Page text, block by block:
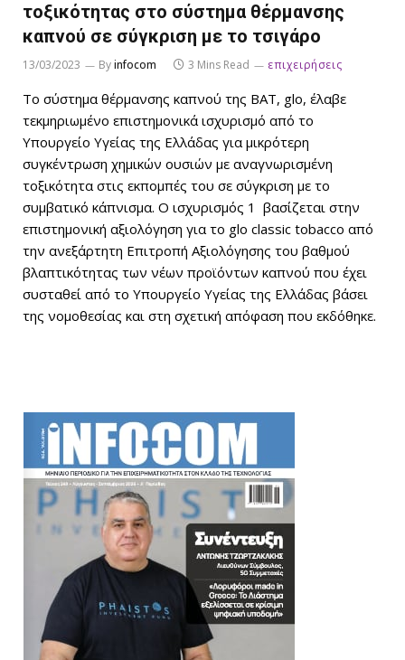
τοξικότητας στο σύστημα θέρμανσης
καπνού σε σύγκριση με το τσιγάρο
13/03/2023 Byinfocom 3 Mins Read επιχειρήσεις
Το σύστημα θέρμανσης καπνού της ΒΑΤ, glo, έλαβε
τεκμηριωμένο επιστημονικά ισχυρισμό από το
Υπουργείο Υγείας της Ελλάδας για μικρότερη
συγκέντρωση χημικών ουσιών με αναγνωρισμένη
τοξικότητα στις εκπομπές του σε σύγκριση με το
συμβατικό κάπνισμα. Ο ισχυρισμός 1 βασίζεται στην
επιστημονική αξιολόγηση για το glo classic tobacco από
την ανεξάρτητη Επιτροπή Αξιολόγησης του βαθμού
βλαπτικότητας των νέων προϊόντων καπνού που έχει
συσταθεί από το Υπουργείο Υγείας της Ελλάδας βάσει
της νομοθεσίας και στη σχετική απόφαση που εκδόθηκε.